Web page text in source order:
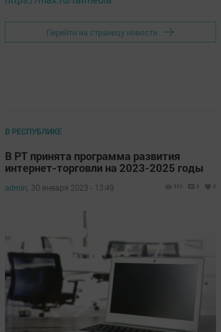
Перейти на страницу новости
В РЕСПУБЛИКЕ
В РТ принята программа развития
интернет-торговли на 2023-2025 годы
admin, 30 января 2023 - 13:49 553 0 0